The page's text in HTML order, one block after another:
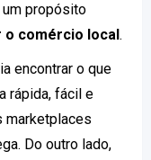
propósito
comércio local.
encontrar o que
rápida, fácil e
marketplaces
Do outro lado,